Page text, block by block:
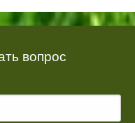
вопрос